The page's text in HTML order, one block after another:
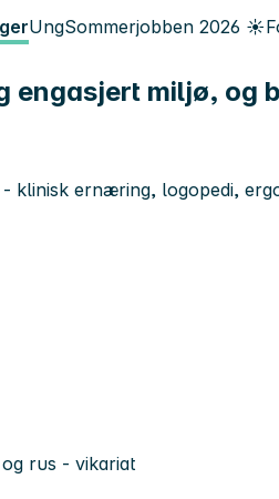
UngSommerjobben 2026 ☀️
engasjert miljø,
klinisk ernæring, logopedi,
rus - vikariat